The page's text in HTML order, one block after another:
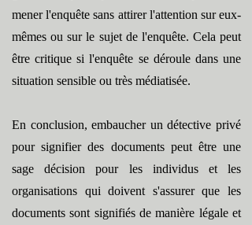
mener l'enquête sans attirer l'attention sur eux-
mêmes ou sur le sujet de l'enquête. Cela peut
être critique si l'enquête se déroule dans une
situation sensible ou très médiatisée.
En conclusion, embaucher un détective privé
pour signifier des documents peut être une
sage décision pour les individus et les
organisations qui doivent s'assurer que les
documents sont signifiés de manière légale et